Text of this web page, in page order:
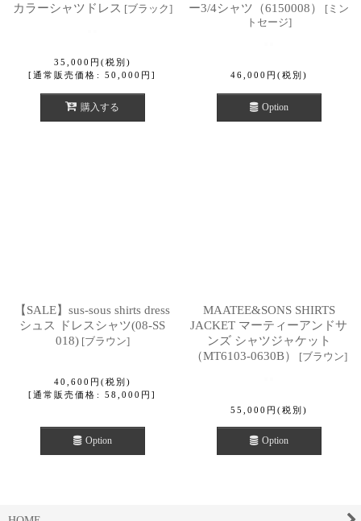
カラーシャツドレス [ブラック]
35,000 円 (税別)
[通常販売価格 : 50,000 円 ]
購入する
ー3/4シャツ（6150008）
[ ミン
トセージ]
46,000 円 (税別)
Option
【SALE】sus-sous shirts dress
シュス ドレスシャツ(08-SS
018) [ブラウン]
40,600 円 (税別)
[通常販売価格 : 58,000 円 ]
Option
MAATEE&SONS SHIRTS
JACKET マーティーアンドサ
ンズ シャツジャケット
（MT6103-0630B）
[ブラウン]
55,000 円 (税別)
Option